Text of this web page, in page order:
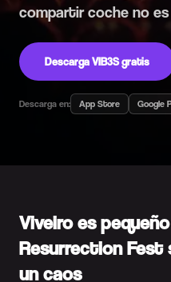
compartir coche no
Descarga VIB3S gratis
Descarga en: App Store Google
Viveiro es
Resurrection Fest
un caos